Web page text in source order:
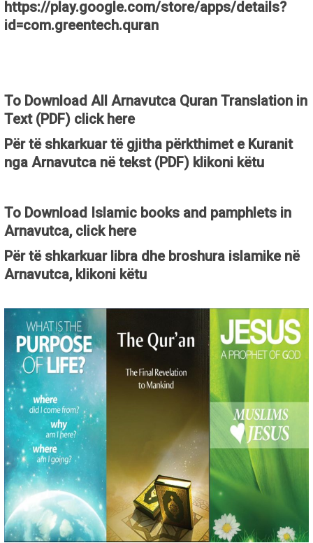
https://play.google.com/store/apps/details?
id=com.greentech.quran
To Download All Arnavutca Quran Translation in
Text (PDF) click here
Për të shkarkuar të gjitha përkthimet e Kuranit
nga Arnavutca në tekst (PDF) klikoni këtu
To Download Islamic books and pamphlets in
Arnavutca, click here
Për të shkarkuar libra dhe broshura islamike në
Arnavutca, klikoni këtu